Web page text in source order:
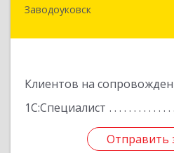
Заводоуковск
Клиентов на
1С:Специалист
Отправить
627140, Тюменская обл,
Отправить